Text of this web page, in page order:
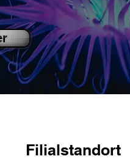
Filialstandort